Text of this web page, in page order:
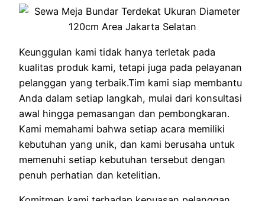
Keunggulan kami tidak hanya terletak pada
kualitas produk kami, tetapi juga pada pelayanan
pelanggan yang terbaik.Tim kami siap membantu
Anda dalam setiap langkah, mulai dari konsultasi
awal hingga pemasangan dan pembongkaran.
Kami memahami bahwa setiap acara memiliki
kebutuhan yang unik, dan kami berusaha untuk
memenuhi setiap kebutuhan tersebut dengan
penuh perhatian dan ketelitian.